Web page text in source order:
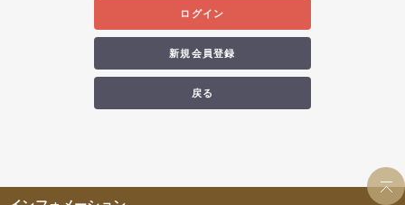
ログイン
新規会員登録
戻る